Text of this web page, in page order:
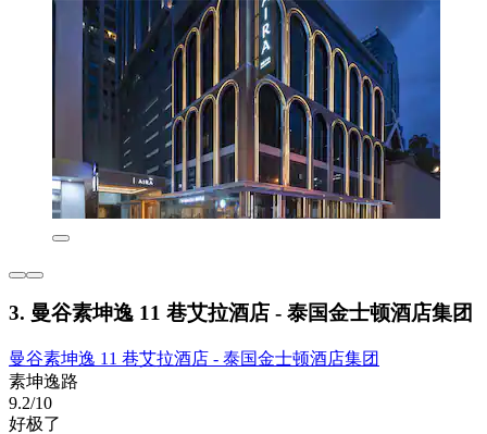
3. 曼谷素坤逸 11 巷艾拉酒店 - 泰国金士顿酒店集团
曼谷素坤逸 11 巷艾拉酒店 - 泰国金士顿酒店集团
素坤逸路
9.2/10
好极了